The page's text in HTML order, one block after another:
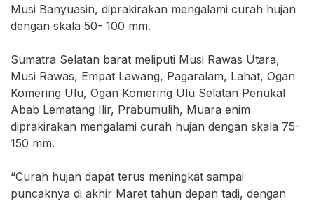
Musi Banyuasin, diprakirakan mengalami curah hujan
dengan skala 50- 100 mm.
Sumatra Selatan barat meliputi Musi Rawas Utara,
Musi Rawas, Empat Lawang, Pagaralam, Lahat, Ogan
Komering Ulu, Ogan Komering Ulu Selatan Penukal
Abab Lematang Ilir, Prabumulih, Muara enim
diprakirakan mengalami curah hujan dengan skala 75-
150 mm.
“Curah hujan dapat terus meningkat sampai
puncaknya di akhir Maret tahun depan tadi, dengan